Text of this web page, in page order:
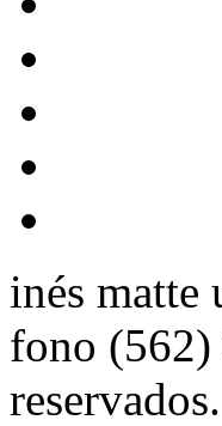
inés matte
fono (562)